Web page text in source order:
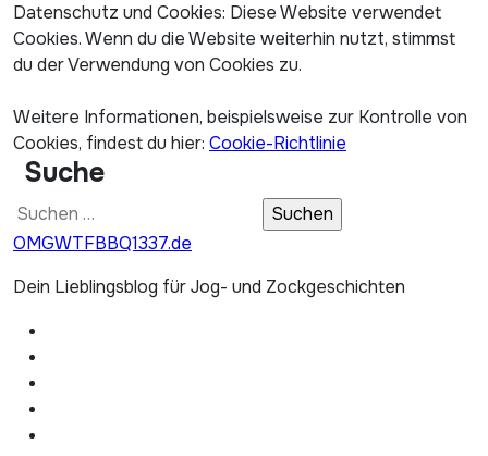
Datenschutz und Cookies: Diese Website verwendet
Cookies. Wenn du die Website weiterhin nutzt, stimmst
du der Verwendung von Cookies zu.
Weitere Informationen, beispielsweise zur Kontrolle von
Cookies, findest du hier: Cookie-Richtlinie
Suche
Suchen
nach:
OMGWTFBBQ1337.de
Dein Lieblingsblog für Jog- und Zockgeschichten